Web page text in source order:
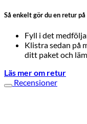
Så enkelt gör du en retur
Fyll i det
Klistra sedan på
ditt paket och
Läs mer om retur
Recensioner